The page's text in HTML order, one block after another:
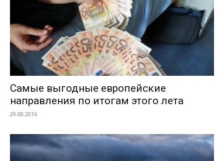
Самые выгодные европейские
направления по итогам этого лета
29.08.2016